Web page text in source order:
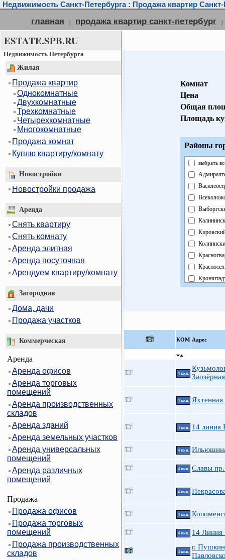
Недвижимость Санкт-Петербурга : Продажа квартир Санкт-
главная | продажа квартир санкт-петербург |
ESTATE.SPB.RU
Недвижимость Петербурга
Жилая
Продажа квартир
Однокомнатные
Двухкомнатные
Трехкомнатные
Четырехкомнатные
Многокомнатные
Продажа комнат
Куплю квартиру/комнату
Новостройки
Новостройки продажа
Аренда
Снять квартиру
Снять комнату
Аренда элитная
Аренда посуточная
Арендуем квартиру/комнату
Загородная
Дома, дачи
Продажа участков
Коммерческая
Аренда
Аренда офисов
Аренда торговых
помещений
Аренда производственных
складов
Аренда зданий
Аренда земельных участков
Аренда универсальных
помещений
Аренда различных
помещений
Продажа
Продажа офисов
Продажа торговых
помещений
Продажа производственных
складов
Комнат
Цена
Общая
Площадь
Районы
выбрать
КOМ Адрес
4 ккв.
4 ккв. Яхтенная
4 ккв. 14 линия
4 ккв.
4 ккв. Славы
4 ккв.
4 ккв.
4 ккв. 14 Линия
4 ккв.
г.